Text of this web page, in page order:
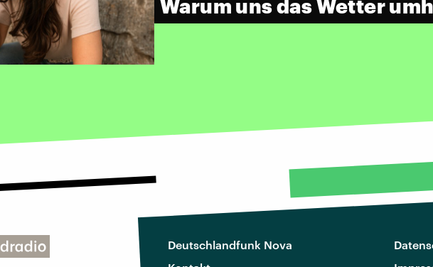
Warum uns das Wetter
Deutschlandfunk Nova